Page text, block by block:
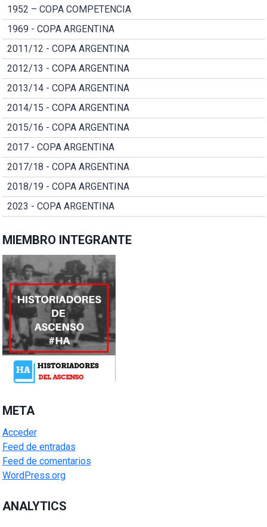
1952 – COPA COMPETENCIA
1969 - COPA ARGENTINA
2011/12 - COPA ARGENTINA
2012/13 - COPA ARGENTINA
2013/14 - COPA ARGENTINA
2014/15 - COPA ARGENTINA
2015/16 - COPA ARGENTINA
2017 - COPA ARGENTINA
2017/18 - COPA ARGENTINA
2018/19 - COPA ARGENTINA
2023 - COPA ARGENTINA
MIEMBRO INTEGRANTE
META
Acceder
Feed de entradas
Feed de comentarios
WordPress.org
ANALYTICS